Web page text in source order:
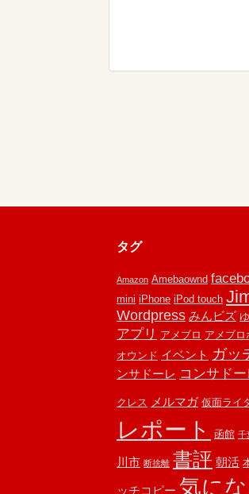
タグ
Amazon Amebaownd
mini iPhone iPod touch
Wordpress みんビズ
アプリ アメブロ アメブロ
オウンド イベント ガッ
ンサドーレ コンサド
クレス メルマガ 仮面ライ
レポート
函館 千
川市 断捨離 書評 朝活
ッチコピー 気に